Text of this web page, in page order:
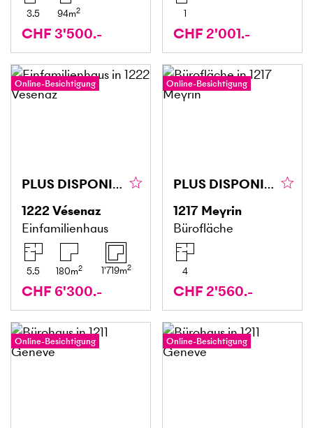
3.5 94m2
CHF 3'500.-
1
CHF 2'001.-
Online-Besichtigung
PLUS DISPONIBLE
1222Vésenaz
Einfamilienhaus
5.5 180m2 1'719m2
CHF 6'300.-
Online-Besichtigung
PLUS DISPONIBLE
1217 Meyrin
Bürofläche
4
CHF 2'560.-
Online-Besichtigung Online-Besichtigung